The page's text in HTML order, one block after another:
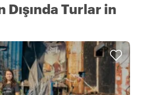
Dışında Turlar in